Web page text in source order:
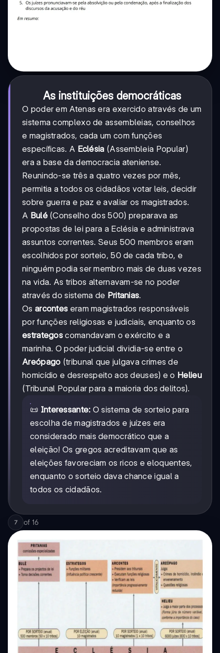
As instituições democráticas
O poder em Atenas era exercido através de um
sistema complexo de assembleias, conselhos
e magistrados, cada um com funções
específicas. A Eclésia (Assembleia Popular)
era a base da democracia ateniense.
Reunindo-se três a quatro vezes por mês,
permitia a todos os cidadãos votar leis, decidir
sobre guerra e paz e avaliar os magistrados.
A Bulé(Conselho dos 500) preparava as
propostas de lei para a Eclésia e administrava
assuntos correntes. Seus 500 membros eram
escolhidos por sorteio, 50 de cada tribo, e
ninguém podia ser membro mais de duas vezes
na vida. As tribos alternavam-se no poder
através do sistema de Pritanias.
Os arcontes eram magistrados responsáveis
por funções religiosas e judiciais, enquanto os
estrategos comandavam o exército e a
marinha. O poder judicial dividia-se entre o
Areópago (tribunal que julgava crimes de
homicídio e desrespeito aos deuses) e o Helieu
(Tribunal Popular para a maioria dos delitos).
📜 Interessante: O sistema de sorteio para
escolha de magistrados e juízes era
considerado mais democrático que a
eleição! Os gregos acreditavam que as
eleições favoreciam os ricos e eloquentes,
enquanto o sorteio dava chance igual a
todos os cidadãos.
7 of 16